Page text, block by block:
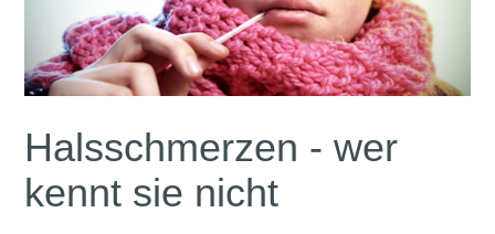
Halsschmerzen - wer
kennt sie nicht